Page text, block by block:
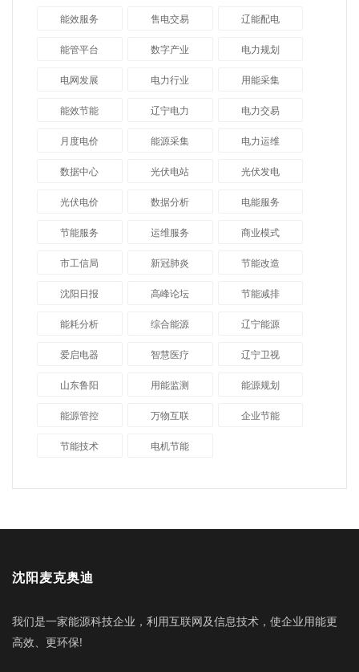
能效服务 售电交易 辽能配电
能管平台 数字产业 电力规划
电网发展 电力行业 用能采集
能效节能 辽宁电力 电力交易
月度电价 能源采集 电力运维
数据中心 光伏电站 光伏发电
光伏电价 数据分析 电能服务
节能服务 运维服务 商业模式
市工信局 新冠肺炎 节能改造
沈阳日报 高峰论坛 节能减排
能耗分析 综合能源 辽宁能源
爱启电器 智慧医疗 辽宁卫视
山东鲁阳 用能监测 能源规划
能源管控 万物互联 企业节能
节能技术 电机节能
沈阳麦克奥迪
我们是一家能源科技企业，利用互联网及信息技术，使企业用能更
高效、更环保!